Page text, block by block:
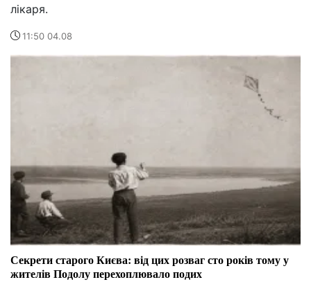
лікаря.
11:50 04.08
Секрети старого Києва: від цих розваг сто років тому у
жителів Подолу перехоплювало подих